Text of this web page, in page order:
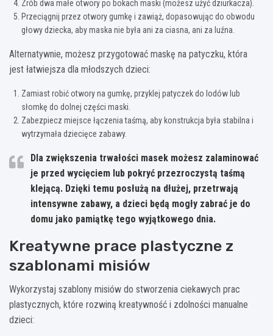
Zrób dwa małe otwory po bokach maski (możesz użyć dziurkacza).
Przeciągnij przez otwory gumkę i zawiąż, dopasowując do obwodu
głowy dziecka, aby maska nie była ani za ciasna, ani za luźna.
Alternatywnie, możesz przygotować maskę na patyczku, która
jest łatwiejsza dla młodszych dzieci:
Zamiast robić otwory na gumkę, przyklej patyczek do lodów lub
słomkę do dolnej części maski.
Zabezpiecz miejsce łączenia taśmą, aby konstrukcja była stabilna i
wytrzymała dziecięce zabawy.
Dla zwiększenia trwałości masek możesz zalaminować
je przed wycięciem lub pokryć przezroczystą taśmą
klejącą. Dzięki temu posłużą na dłużej, przetrwają
intensywne zabawy, a dzieci będą mogły zabrać je do
domu jako pamiątkę tego wyjątkowego dnia.
Kreatywne prace plastyczne z
szablonami misiów
Wykorzystaj szablony misiów do stworzenia ciekawych prac
plastycznych, które rozwiną kreatywność i zdolności manualne
dzieci: